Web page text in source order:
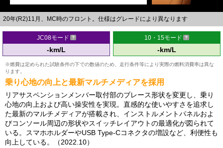
20年(R2)11月、MC時のフロント。仕様はグレードにより異なります
JC08モード
-km/L
10・15モード
-km/L
※燃費は定められた試験条件の下での数値のため、走行条件等により実際の燃料消費率は異な
ります。
乗り心地の向上と最新マルチメディアを採用
リアサスペンションメンバー取付部のブレース形状を変更し、乗り
心地の向上および高い操安性を実現。直感的な使いやすさを追求し
た最新のマルチメディアが搭載され、インストルメントパネルおよ
びコンソール周辺の形状やスイッチレイアウトの最適化が図られて
いる。スマホホルダーやUSB Type-Cコネクタの増設など、利便性も
向上している。（2022.10）